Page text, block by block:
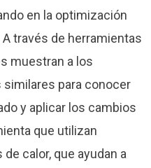
en la optimización
través de herramientas
muestran a los
similares para conocer
y aplicar los cambios
que utilizan
calor, que ayudan a